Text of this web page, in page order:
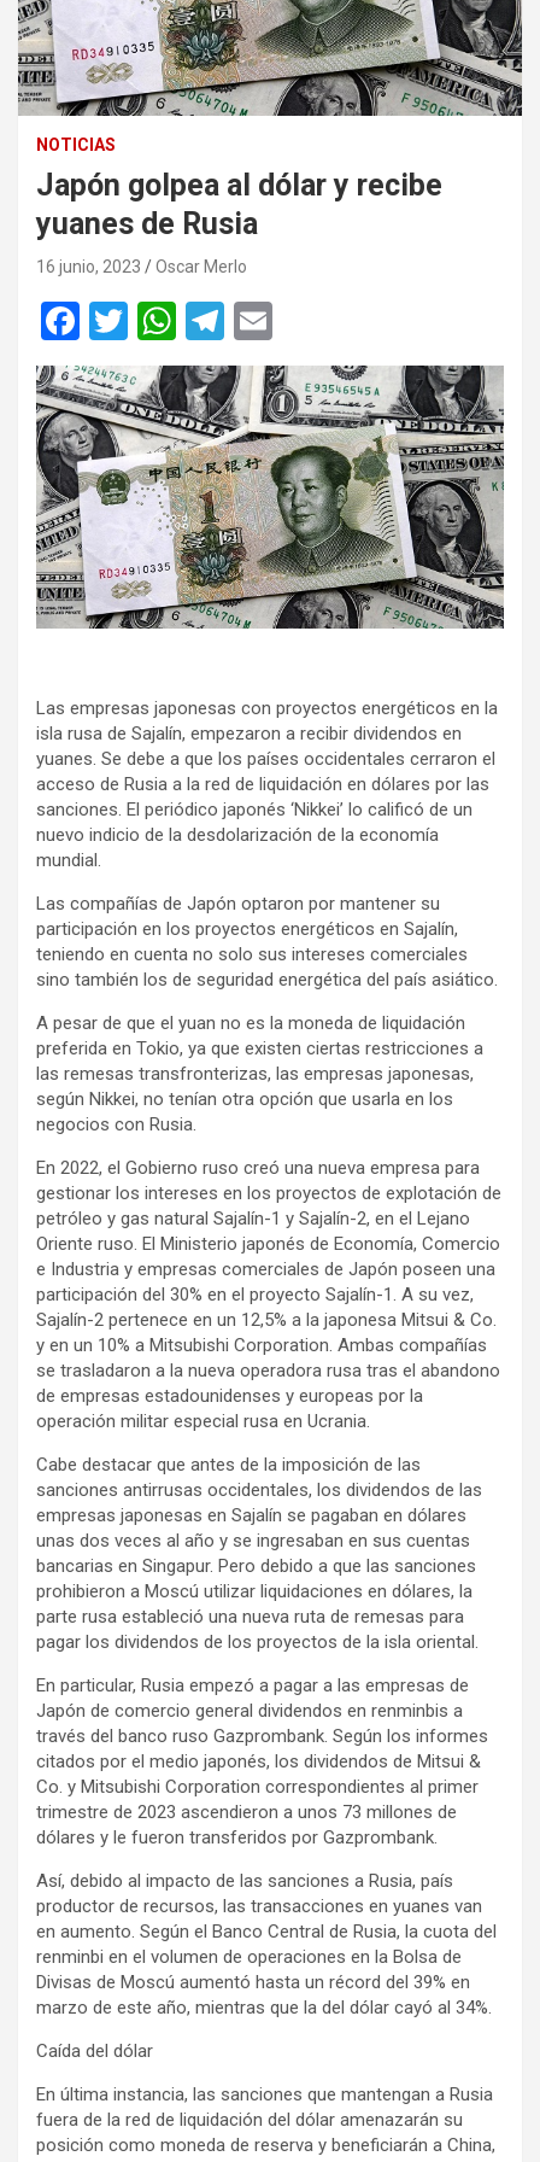
NOTICIAS
Japón golpea al dólar y recibe
yuanes de Rusia
16 junio, 2023 Oscar Merlo
F
a
ce
b
o
o
k
T
wi
tt
er
W
h
at
s
A
p
p
T
el
e
gr
a
m
m
ail
Las empresas japonesas con proyectos energéticos en la
isla rusa de Sajalín, empezaron a recibir dividendos en
yuanes. Se debe a que los países occidentales cerraron el
acceso de Rusia a la red de liquidación en dólares por las
sanciones. El periódico japonés ‘Nikkei’ lo calificó de un
nuevo indicio de la desdolarización de la economía
mundial.
Las compañías de Japón optaron por mantener su
participación en los proyectos energéticos en Sajalín,
teniendo en cuenta no solo sus intereses comerciales
sino también los de seguridad energética del país asiático.
A pesar de que el yuan no es la moneda de liquidación
preferida en Tokio, ya que existen ciertas restricciones a
las remesas transfronterizas, las empresas japonesas,
según Nikkei, no tenían otra opción que usarla en los
negocios con Rusia.
En 2022, el Gobierno ruso creó una nueva empresa para
gestionar los intereses en los proyectos de explotación de
petróleo y gas natural Sajalín-1 y Sajalín-2, en el Lejano
Oriente ruso. El Ministerio japonés de Economía, Comercio
e Industria y empresas comerciales de Japón poseen una
participación del 30% en el proyecto Sajalín-1. A su vez,
Sajalín-2 pertenece en un 12,5% a la japonesa Mitsui & Co.
y en un 10% a Mitsubishi Corporation. Ambas compañías
se trasladaron a la nueva operadora rusa tras el abandono
de empresas estadounidenses y europeas por la
operación militar especial rusa en Ucrania.
Cabe destacar que antes de la imposición de las
sanciones antirrusas occidentales, los dividendos de las
empresas japonesas en Sajalín se pagaban en dólares
unas dos veces al año y se ingresaban en sus cuentas
bancarias en Singapur. Pero debido a que las sanciones
prohibieron a Moscú utilizar liquidaciones en dólares, la
parte rusa estableció una nueva ruta de remesas para
pagar los dividendos de los proyectos de la isla oriental.
En particular, Rusia empezó a pagar a las empresas de
Japón de comercio general dividendos en renminbis a
través del banco ruso Gazprombank. Según los informes
citados por el medio japonés, los dividendos de Mitsui &
Co. y Mitsubishi Corporation correspondientes al primer
trimestre de 2023 ascendieron a unos 73 millones de
dólares y le fueron transferidos por Gazprombank.
Así, debido al impacto de las sanciones a Rusia, país
productor de recursos, las transacciones en yuanes van
en aumento. Según el Banco Central de Rusia, la cuota del
renminbi en el volumen de operaciones en la Bolsa de
Divisas de Moscú aumentó hasta un récord del 39% en
marzo de este año, mientras que la del dólar cayó al 34%.
Caída del dólar
En última instancia, las sanciones que mantengan a Rusia
fuera de la red de liquidación del dólar amenazarán su
posición como moneda de reserva y beneficiarán a China,